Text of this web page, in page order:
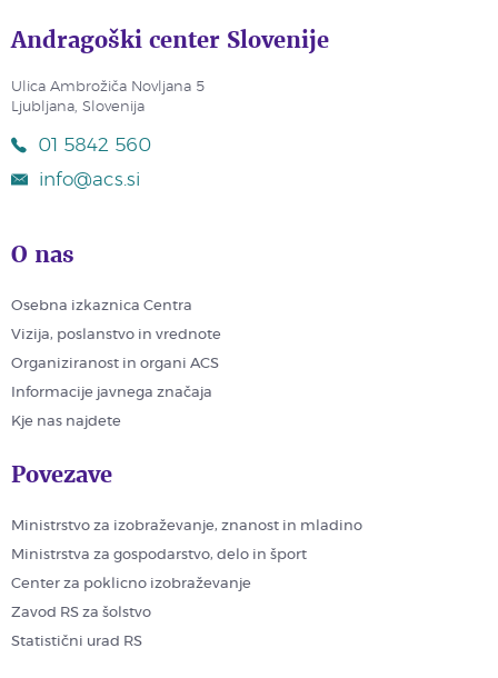
Andragoški center Slovenije
Ulica Ambrožiča Novljana 5
Ljubljana, Slovenija
01 5842 560
info@acs.si
O nas
Osebna izkaznica Centra
Vizija, poslanstvo in vrednote
Organiziranost in organi ACS
Informacije javnega značaja
Kje nas najdete
Povezave
Ministrstvo za izobraževanje, znanost in mladino
Ministrstva za gospodarstvo, delo in šport
Center za poklicno izobraževanje
Zavod RS za šolstvo
Statistični urad RS